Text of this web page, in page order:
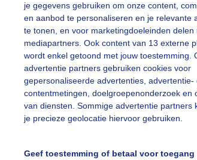
je gegevens gebruiken om onze content,
en aanbod te personaliseren en je relevante
te tonen, en voor marketingdoeleinden delen
mediapartners. Ook content van 13 externe
wordt enkel getoond met jouw toestemming.
advertentie partners gebruiken cookies voor
gepersonaliseerde advertenties, advertentie-
contentmetingen, doelgroepenonderzoek en
van diensten. Sommige advertentie partners
je precieze geolocatie hiervoor gebruiken.
Geef toestemming of betaal voor toegang
Toon Boons Gemaakt: 07-02-2026, 31x
Friswindje Droog
slideshow